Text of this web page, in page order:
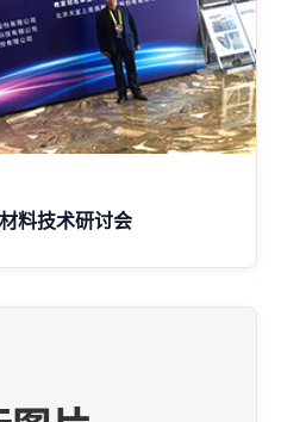
料技术研讨会